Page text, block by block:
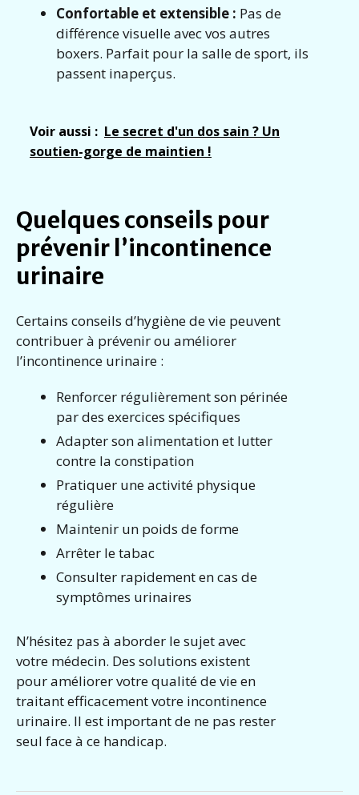
Confortable et extensible : Pas de
différence visuelle avec vos autres
boxers. Parfait pour la salle de sport, ils
passent inaperçus.
Voir aussi : Le secret d'un dos sain ? Un
soutien-gorge de maintien !
Quelques conseils pour
prévenir l’incontinence
urinaire
Certains conseils d’hygiène de vie peuvent
contribuer à prévenir ou améliorer
l’incontinence urinaire :
Renforcer régulièrement son périnée
par des exercices spécifiques
Adapter son alimentation et lutter
contre la constipation
Pratiquer une activité physique
régulière
Maintenir un poids de forme
Arrêter le tabac
Consulter rapidement en cas de
symptômes urinaires
N’hésitez pas à aborder le sujet avec
votre médecin. Des solutions existent
pour améliorer votre qualité de vie en
traitant efficacement votre incontinence
urinaire. Il est important de ne pas rester
seul face à ce handicap.